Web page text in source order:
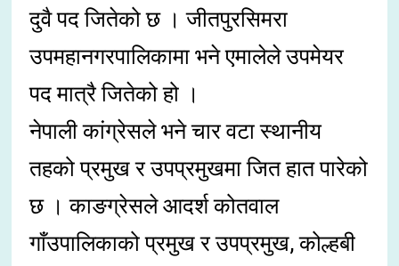
दुवै पद जितेको छ । जीतपुरसिमरा
उपमहानगरपालिकामा भने एमालेले उपमेयर
पद मात्रै जितेको हो ।
नेपाली कांग्रेसले भने चार वटा स्थानीय
तहको प्रमुख र उपप्रमुखमा जित हात पारेको
छ । काङग्रेसले आदर्श कोतवाल
गाँउपालिकाको प्रमुख र उपप्रमुख, कोल्हबी